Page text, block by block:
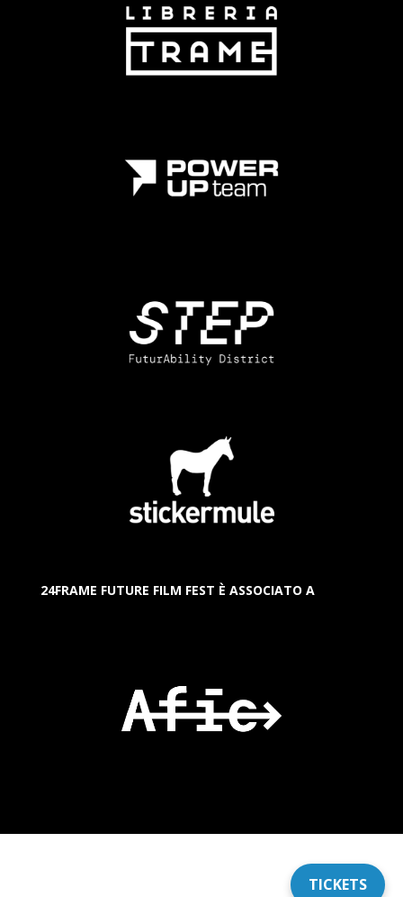
24FRAME FUTURE FILM FEST È ASSOCIATO A
TICKETS